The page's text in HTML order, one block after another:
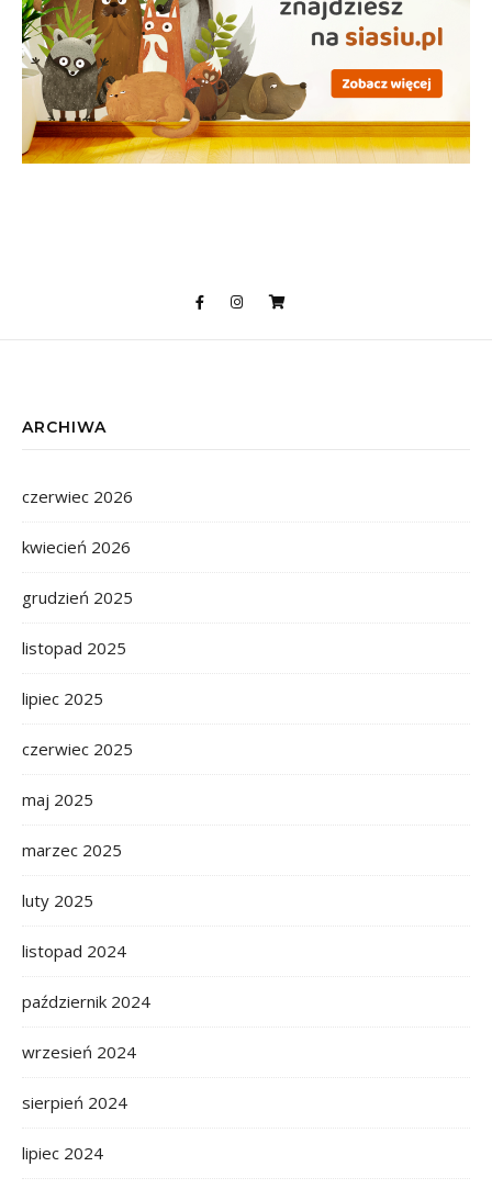
ARCHIWA
czerwiec 2026
kwiecień 2026
grudzień 2025
listopad 2025
lipiec 2025
czerwiec 2025
maj 2025
marzec 2025
luty 2025
listopad 2024
październik 2024
wrzesień 2024
sierpień 2024
lipiec 2024